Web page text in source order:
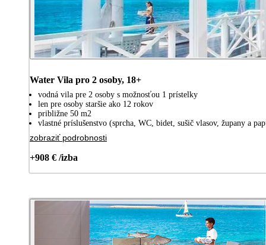
Water Vila pro 2 osoby, 18+
vodná vila pre 2 osoby s možnosťou 1 prístelky
len pre osoby staršie ako 12 rokov
približne 50 m2
vlastné príslušenstvo (sprcha, WC, bidet, sušič vlasov, župany a
zobraziť podrobnosti
+908 € /izba